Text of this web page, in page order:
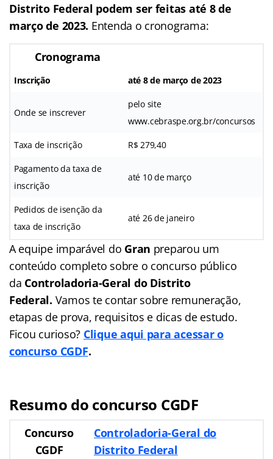
Distrito Federal podem ser feitas até 8 de
março de 2023. Entenda o cronograma:
Cronograma
Inscrição até 8 de março de 2023
Onde se inscrever
pelo site
www.cebraspe.org.br/concursos
Taxa de inscrição R$ 279,40
Pagamento da taxa de
inscrição
até 10 de março
Pedidos de isenção da
taxa de inscrição
até 26 de janeiro
A equipe imparável do Gran preparou um
conteúdo completo sobre o concurso público
da Controladoria-Geral do Distrito
Federal. Vamos te contar sobre remuneração,
etapas de prova, requisitos e dicas de estudo.
Ficou curioso? Clique aqui para acessar o
concurso CGDF.
Resumo do concurso CGDF
Concurso
CGDF
Controladoria-Geral do
Distrito Federal